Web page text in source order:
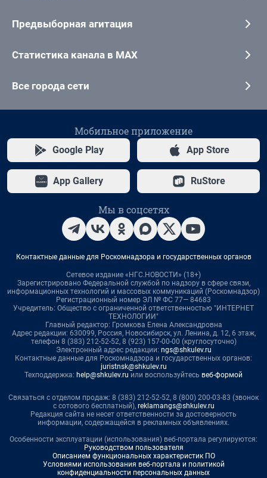
Предвыборная агитация
Статистика канала в MAX
Все города сети
Мобильное приложение
Google Play App Store
App Gallery RuStore
Мы в соцсетях
Контактные данные для Роскомнадзора и государственных органов
Сетевое издание «НГС.НОВОСТИ» (18+)
Зарегистрировано Федеральной службой по надзору в сфере связи,
информационных технологий и массовых коммуникаций (Роскомнадзор)
Регистрационный номер ЭЛ № ФС 77— 84683
Учредитель: Общество с ограниченной ответственностью "ИНТЕРНЕТ
ТЕХНОЛОГИИ"
Главный редактор: Громкова Елена Александровна
Адрес редакции: 630099, Россия, Новосибирск, ул. Ленина, д. 12, 6 этаж,
телефон 8 (383) 212-52-52, 8 (923) 157-00-00 (круглосуточно)
Электронный адрес редакции: ngs@shkulev.ru
Контактные данные для Роскомнадзора и государственных органов:
juristnsk@shkulev.ru
Техподдержка: help@shkulev.ru или воспользуйтесь веб-формой
Связаться с отделом продаж: 8 (383) 212-52-52, 8 (800) 200-03-83 (звонок
с сотового бесплатный), reklamangs@shkulev.ru
Редакция сайта не несет ответственности за достоверность
информации, содержащейся в рекламных объявлениях.
Особенности эксплуатации (использования) веб-портала регулируются:
Руководством пользователя
Описанием функциональных характеристик ПО
Условиями использования веб-портала и политикой
конфиденциальности персональных данных